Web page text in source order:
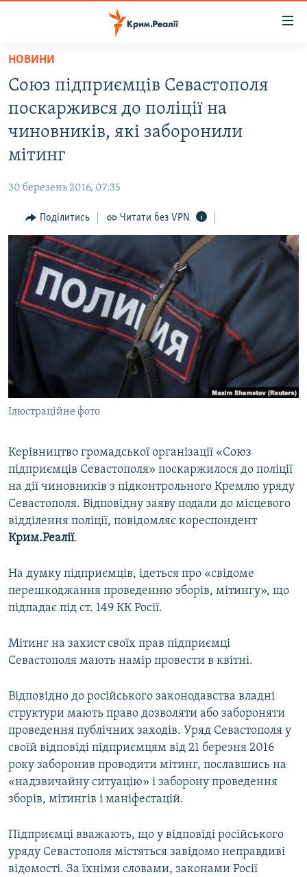
Перейти
основного
матеріалу
основної
Перейти
пошуку
ВОДА.КРИМ
ВІДЕО ТА ФОТО
ПОЛІТИКА
ПОГЛЯД
ІНТЕРВ'Ю
ВСЕ ЗА ДЕНЬ
СПЕЦПРОЕКТИ
ДЕПОРТАЦІЯ
ВІДЕОУРОКИ «ELIFBE»
СВІДЧЕННЯ ОКУПАЦІЇ
УКРАЇНСЬКА ПРОБЛЕМА КРИМУ
ІНФОГРАФІКА
ЯК ОБІЙТИ БЛОКУВАННЯ
Русский
Qırımtatar
ДОЛУЧАЙСЯ!
Усі сайти RFE/RL
НОВИНИ
Союз підприємців Севастополя
поскаржився до поліції на
чиновників, які заборонили
мітинг
30 березень 2016, 07:35
Поділитись Читати без VPN
Ілюстраційне фото
Керівництво громадської організації «Союз
підприємців Севастополя» поскаржилося до поліції
на дії чиновників з підконтрольного Кремлю уряду
Севастополя. Відповідну заяву подали до місцевого
відділення поліції, повідомляє кореспондент
Крим.Реалії.
На думку підприємців, ідеться про «свідоме
перешкоджання проведенню зборів, мітингу», що
підпадає під ст. 149 КК Росії.
Мітинг на захист своїх прав підприємці
Севастополя мають намір провести в квітні.
Відповідно до російського законодавства владні
структури мають право дозволяти або забороняти
проведення публічних заходів. Уряд Севастополя у
своїй відповіді підприємцям від 21 березня 2016
року заборонив проводити мітинг, пославшись на
«надзвичайну ситуацію» і заборону проведення
зборів, мітингів і маніфестацій.
Підприємці вважають, що у відповіді російського
уряду Севастополя містяться завідомо неправдиві
відомості. За їхніми словами, законами Росії